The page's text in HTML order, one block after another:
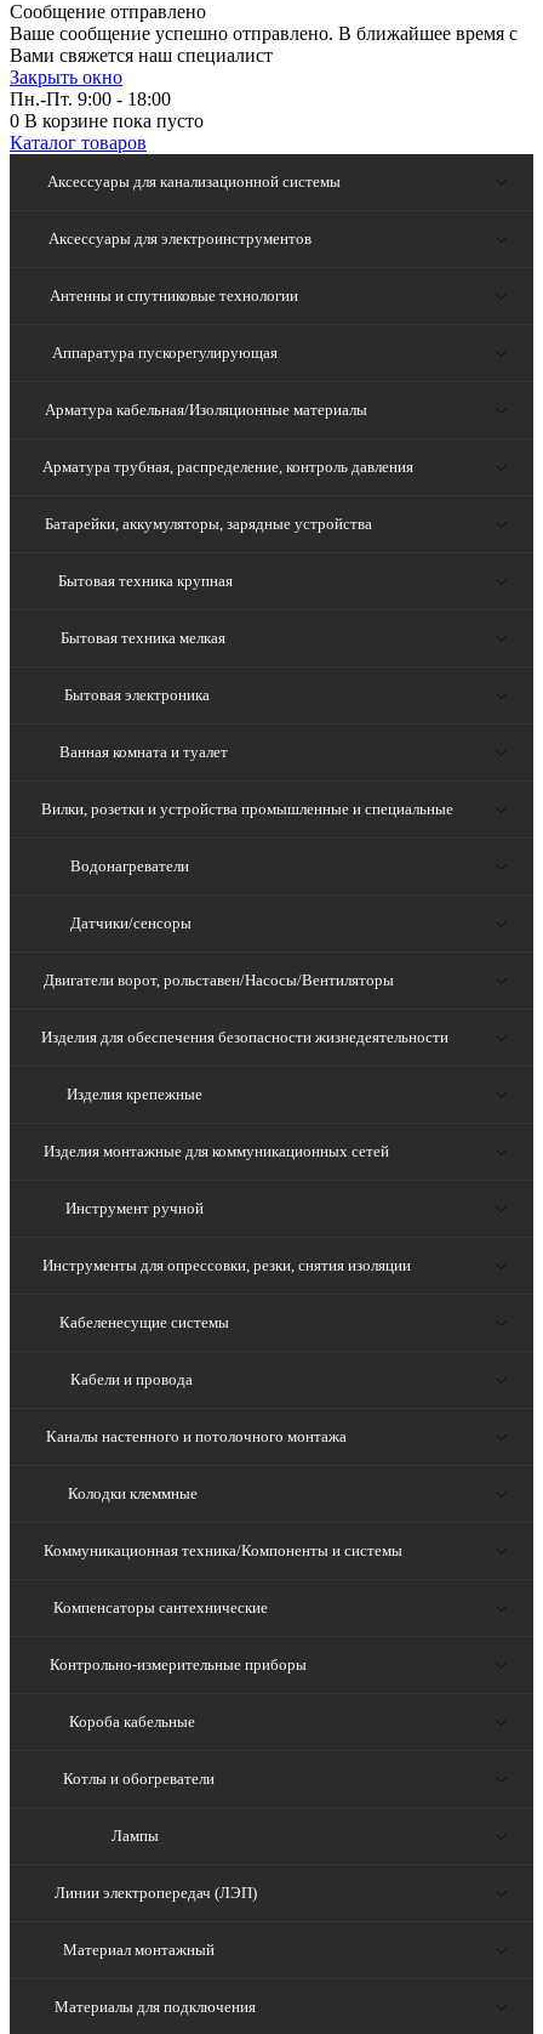
Сообщение отправлено
Ваше сообщение успешно отправлено. В ближайшее время с
Вами свяжется наш специалист
Закрыть окно
Пн.-Пт. 9:00 - 18:00
0 В корзине пока пусто
Каталог товаров
Аксессуары для канализационной системы
Аксессуары для электроинструментов
Антенны и спутниковые технологии
Аппаратура пускорегулирующая
Арматура кабельная/Изоляционные материалы
Арматура трубная, распределение, контроль давления
Батарейки, аккумуляторы, зарядные устройства
Бытовая техника крупная
Бытовая техника мелкая
Бытовая электроника
Ванная комната и туалет
Вилки, розетки и устройства промышленные и специальные
Водонагреватели
Датчики/сенсоры
Двигатели ворот, рольставен/Насосы/Вентиляторы
Изделия для обеспечения безопасности жизнедеятельности
Изделия крепежные
Изделия монтажные для коммуникационных сетей
Инструмент ручной
Инструменты для опрессовки, резки, снятия изоляции
Кабеленесущие системы
Кабели и провода
Каналы настенного и потолочного монтажа
Колодки клеммные
Коммуникационная техника/Компоненты и системы
Компенсаторы сантехнические
Контрольно-измерительные приборы
Короба кабельные
Котлы и обогреватели
Лампы
Линии электропередач (ЛЭП)
Материал монтажный
Материалы для подключения